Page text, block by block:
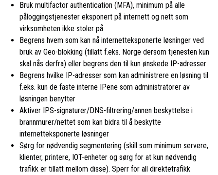
Bruk multifactor authentication (MFA), minimum på alle
påloggingstjenester eksponert på internett og nett som
virksomheten ikke stoler på
Begrens hvem som kan nå internetteksponerte løsninger ved
bruk av Geo-blokking (tillatt f.eks. Norge dersom tjenesten kun
skal nås derfra) eller begrens den til kun ønskede IP-adresser
Begrens hvilke IP-adresser som kan administrere en løsning til
f.eks. kun de faste interne IPene som administratorer av
løsningen benytter
Aktiver IPS-signaturer/DNS-filtrering/annen beskyttelse i
brannmurer/nettet som kan bidra til å beskytte
internetteksponerte løsninger
Sørg for nødvendig segmentering (skill som minimum servere,
klienter, printere, IOT-enheter og sørg for at kun nødvendig
trafikk er tillatt mellom disse). Sperr for all direktetrafikk